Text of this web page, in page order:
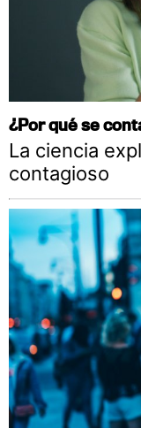
¿Por qué se
La ciencia
contagioso